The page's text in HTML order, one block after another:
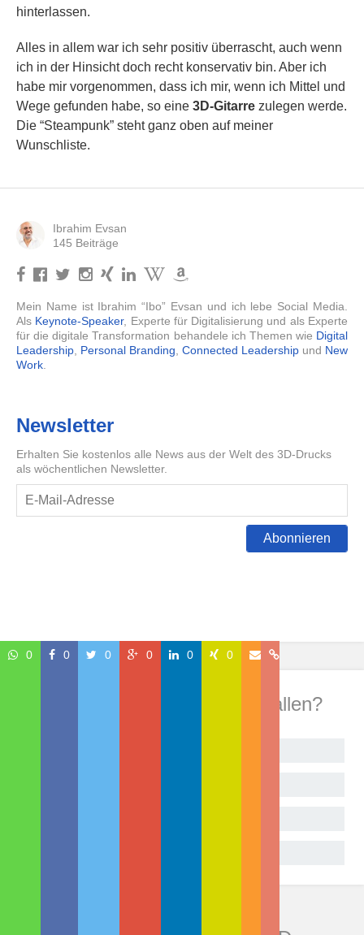
0 0 0 0 0 0
hinterlassen.
Alles in allem war ich sehr positiv überrascht, auch wenn
ich in der Hinsicht doch recht konservativ bin. Aber ich
habe mir vorgenommen, dass ich mir, wenn ich Mittel und
Wege gefunden habe, so eine 3D-Gitarre zulegen werde.
Die “Steampunk” steht ganz oben auf meiner
Wunschliste.
Ibrahim Evsan
145 Beiträge
Mein Name ist Ibrahim “Ibo” Evsan und ich lebe Social Media.
Als Keynote-Speaker, Experte für Digitalisierung und als Experte
für die digitale Transformation behandele ich Themen wie Digital
Leadership Personal Branding Connected Leadership und New
Work
Newsletter
Erhalten Sie kostenlos alle News aus der Welt des 3D-Drucks
als wöchentlichen Newsletter.
Abonnieren
Wie hat Dir dieser Beitrag gefallen?